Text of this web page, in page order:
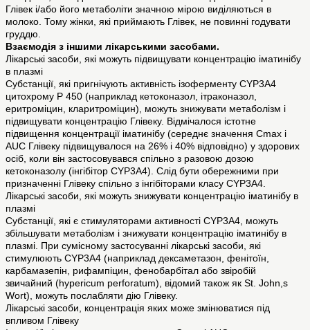
Глівек і/або його метаболіти значною мірою виділяються в
молоко. Тому жінки, які приймають Глівек, не повинні годувати
груддю.
Взаємодiя з iншими лiкарськими засобами.
Лікарські засоби, які можуть підвищувати концентрацію іматинібу
в плазмі
Субстанції, які пригнічують активність ізоферменту CYP3A4
цитохрому Р 450 (наприклад кетоконазол, ітраконазол,
еритроміцин, кларитроміцин), можуть знижувати метаболізм і
підвищувати концентрацію Глівеку. Відмічалося істотне
підвищення концентрації іматинібу (середнє значення Сmax i
AUC Глівеку підвищувалося на 26% і 40% відповідно) у здорових
осіб, коли він застосовувався спільно з разовою дозою
кетоконазолу (інгібітор CYP3A4). Слід бути обережними при
призначенні Глівеку спільно з інгібіторами класу CYP3A4.
Лікарські засоби, які можуть знижувати концентрацію іматинібу в
плазмі
Субстанції, які є стимуляторами активності CYP3A4, можуть
збільшувати метаболізм і знижувати концентрацію іматинібу в
плазмі. При сумісному застосуванні лікарські засоби, які
стимулюють CYP3A4 (наприклад дексаметазон, фенітоїн,
карбамазепін, рифампіцин, фенобарбітал або звіробій
звичайний (hypericum perforatum), відомий також як St. John,s
Wort), можуть послабляти дію Глівеку.
Лікарські засоби, концентрація яких може змінюватися під
впливом Глівеку